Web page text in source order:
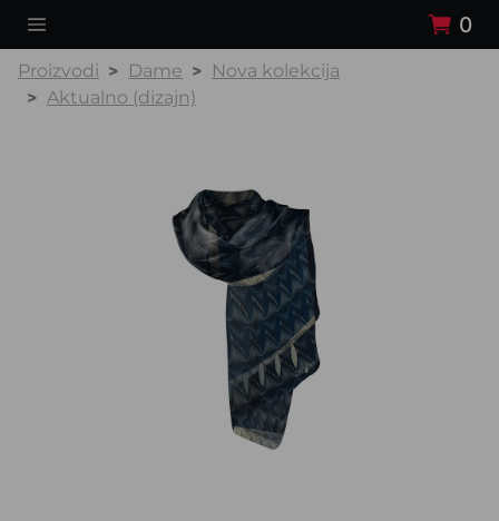
0
Proizvodi Dame
Nova kolekcija
Aktualno (dizajn)